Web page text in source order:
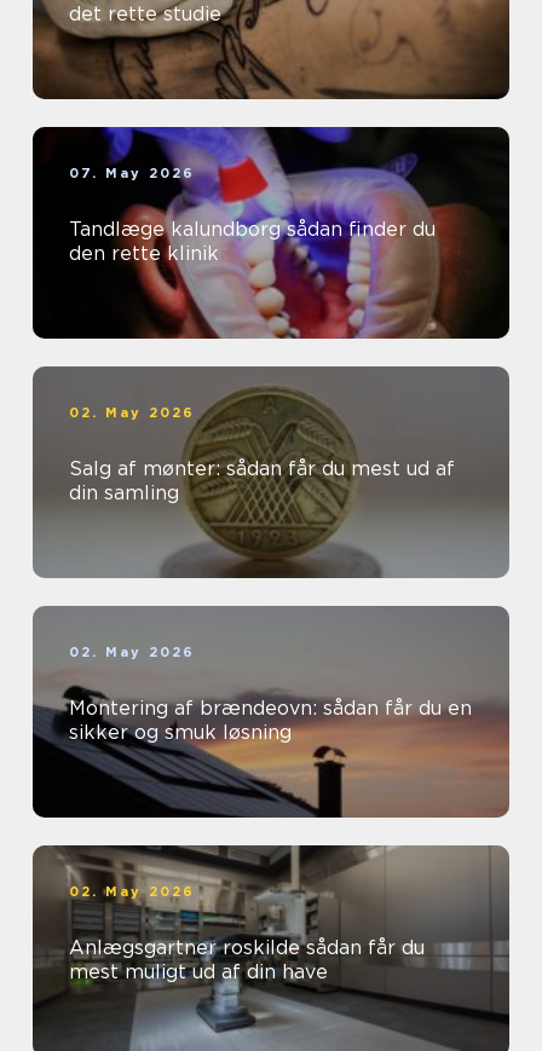
det rette studie
07. May 2026
Tandlæge kalundborg sådan finder du
den rette klinik
02. May 2026
Salg af mønter: sådan får du mest ud af
din samling
02. May 2026
Montering af brændeovn: sådan får du en
sikker og smuk løsning
02. May 2026
Anlægsgartner roskilde sådan får du
mest muligt ud af din have